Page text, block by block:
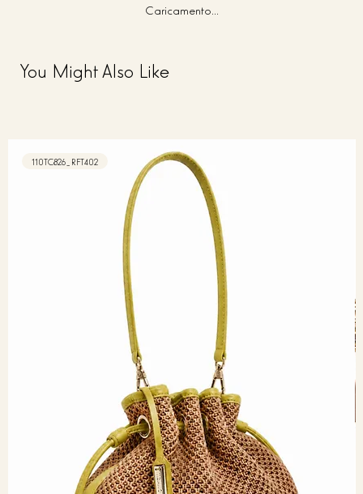
Caricamento...
You Might Also Like
110TC826_RFT402